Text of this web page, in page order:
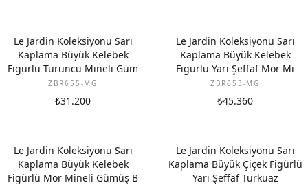
Le Jardin Koleksiyonu Sarı
Kaplama Büyük Kelebek
Figürlü Turuncu Mineli Güm
ZBR655-MG
₺31.200
Le Jardin Koleksiyonu Sarı
Kaplama Büyük Kelebek
Figürlü Yarı Şeffaf Mor Mi
ZBR653-MG
₺45.360
Le Jardin Koleksiyonu Sarı
Kaplama Büyük Kelebek
Figürlü Mor Mineli Gümüş B
Le Jardin Koleksiyonu Sarı
Kaplama Büyük Çiçek Figürlü
Yarı Şeffaf Turkuaz